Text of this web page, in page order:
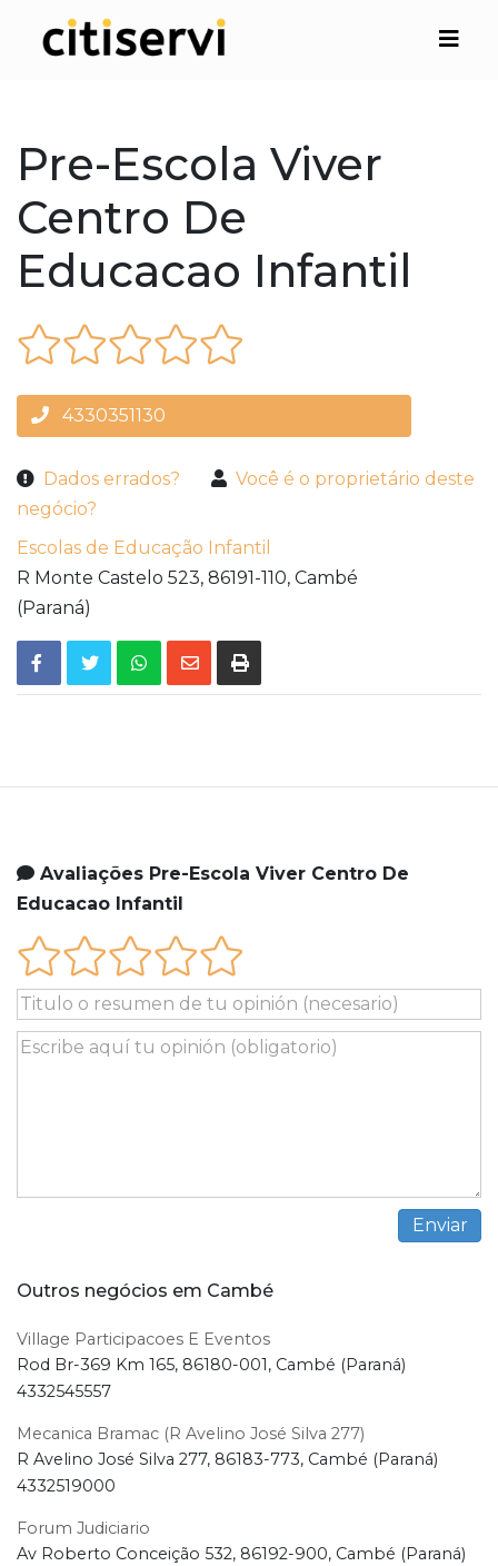
Pre-Escola Viver
Centro De
Educacao Infantil
4330351130
Dados errados?
Você é o proprietário deste
negócio?
Escolas de Educação Infantil
R Monte Castelo 523, 86191-110, Cambé
(Paraná)
Avaliações Pre-Escola Viver Centro De
Educacao Infantil
Outros negócios em Cambé
Village Participacoes E Eventos
Rod Br-369 Km 165, 86180-001, Cambé (Paraná)
4332545557
Mecanica Bramac (R Avelino José Silva 277)
R Avelino José Silva 277, 86183-773, Cambé (Paraná)
4332519000
Forum Judiciario
Av Roberto Conceição 532, 86192-900, Cambé (Paraná)